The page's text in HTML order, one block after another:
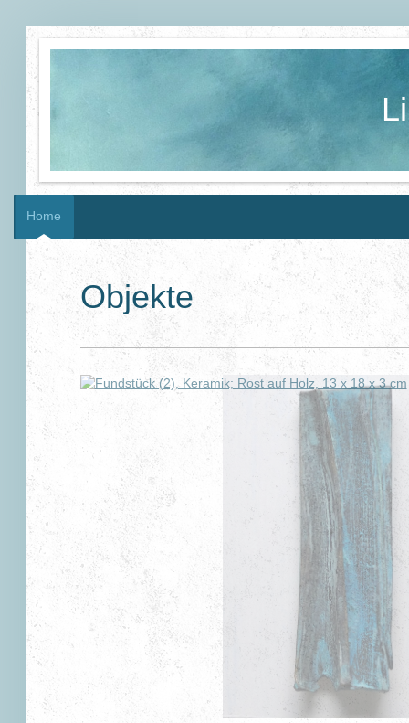
Home
Objekte